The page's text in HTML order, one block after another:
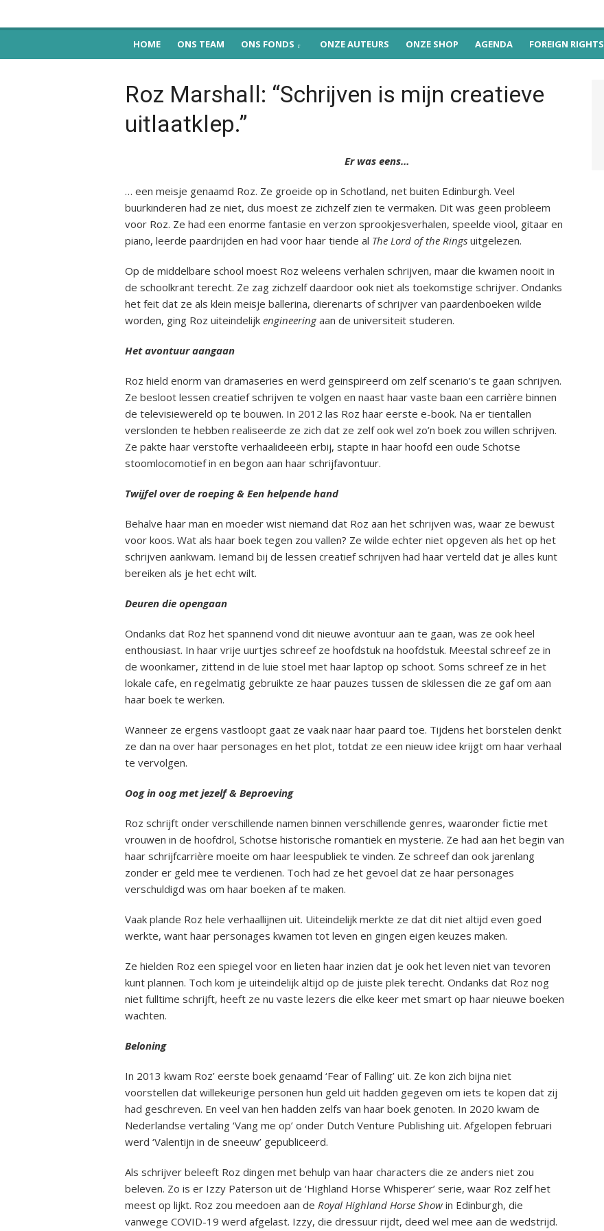
to
Dutch Venture
Publishing
the sky is the limit
HOME
ONS TEAM ONS FONDS ONZE AUTEURS ONZE SHOP AGENDA FOREIGN RIGHTS
Roz Marshall: “Schrijven is mijn creatieve
uitlaatklep.”
Er was eens…
… een meisje genaamd Roz. Ze groeide op in Schotland, net buiten Edinburgh. Veel
buurkinderen had ze niet, dus moest ze zichzelf zien te vermaken. Dit was geen probleem
voor Roz. Ze had een enorme fantasie en verzon sprookjesverhalen, speelde viool, gitaar en
piano, leerde paardrijden en had voor haar tiende al The Lord of the Rings uitgelezen.
Op de middelbare school moest Roz weleens verhalen schrijven, maar die kwamen nooit in
de schoolkrant terecht. Ze zag zichzelf daardoor ook niet als toekomstige schrijver. Ondanks
het feit dat ze als klein meisje ballerina, dierenarts of schrijver van paardenboeken wilde
worden, ging Roz uiteindelijk engineeringaan de universiteit studeren.
Het avontuur aangaan
Roz hield enorm van dramaseries en werd geinspireerd om zelf scenario’s te gaan schrijven.
Ze besloot lessen creatief schrijven te volgen en naast haar vaste baan een carrière binnen
de televisiewereld op te bouwen. In 2012 las Roz haar eerste e-book. Na er tientallen
verslonden te hebben realiseerde ze zich dat ze zelf ook wel zo’n boek zou willen schrijven.
Ze pakte haar verstofte verhaalideeën erbij, stapte in haar hoofd een oude Schotse
stoomlocomotief in en begon aan haar schrijfavontuur.
Twijfel over de roeping & Een helpende hand
Behalve haar man en moeder wist niemand dat Roz aan het schrijven was, waar ze bewust
voor koos. Wat als haar boek tegen zou vallen? Ze wilde echter niet opgeven als het op het
schrijven aankwam. Iemand bij de lessen creatief schrijven had haar verteld dat je alles kunt
bereiken als je het echt wilt.
Deuren die opengaan
Ondanks dat Roz het spannend vond dit nieuwe avontuur aan te gaan, was ze ook heel
enthousiast. In haar vrije uurtjes schreef ze hoofdstuk na hoofdstuk. Meestal schreef ze in
de woonkamer, zittend in de luie stoel met haar laptop op schoot. Soms schreef ze in het
lokale cafe, en regelmatig gebruikte ze haar pauzes tussen de skilessen die ze gaf om aan
haar boek te werken.
Wanneer ze ergens vastloopt gaat ze vaak naar haar paard toe. Tijdens het borstelen denkt
ze dan na over haar personages en het plot, totdat ze een nieuw idee krijgt om haar verhaal
te vervolgen.
Oog in oog met jezelf & Beproeving
Roz schrijft onder verschillende namen binnen verschillende genres, waaronder fictie met
vrouwen in de hoofdrol, Schotse historische romantiek en mysterie. Ze had aan het begin van
haar schrijfcarrière moeite om haar leespubliek te vinden. Ze schreef dan ook jarenlang
zonder er geld mee te verdienen. Toch had ze het gevoel dat ze haar personages
verschuldigd was om haar boeken af te maken.
Vaak plande Roz hele verhaallijnen uit. Uiteindelijk merkte ze dat dit niet altijd even goed
werkte, want haar personages kwamen tot leven en gingen eigen keuzes maken.
Ze hielden Roz een spiegel voor en lieten haar inzien dat je ook het leven niet van tevoren
kunt plannen. Toch kom je uiteindelijk altijd op de juiste plek terecht. Ondanks dat Roz nog
niet fulltime schrijft, heeft ze nu vaste lezers die elke keer met smart op haar nieuwe boeken
wachten.
Beloning
In 2013 kwam Roz’ eerste boek genaamd ‘Fear of Falling’ uit. Ze kon zich bijna niet
voorstellen dat willekeurige personen hun geld uit hadden gegeven om iets te kopen dat zij
had geschreven. En veel van hen hadden zelfs van haar boek genoten. In 2020 kwam de
Nederlandse vertaling ‘Vang me op’ onder Dutch Venture Publishing uit. Afgelopen februari
werd ‘Valentijn in de sneeuw’ gepubliceerd.
Als schrijver beleeft Roz dingen met behulp van haar characters die ze anders niet zou
beleven. Zo is er Izzy Paterson uit de ‘Highland Horse Whisperer’ serie, waar Roz zelf het
meest op lijkt. Roz zou meedoen aan de Royal Highland Horse Show in Edinburgh, die
vanwege COVID-19 werd afgelast. Izzy, die dressuur rijdt, deed wel mee aan de wedstrijd.